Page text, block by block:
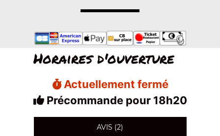
Horaires d'ouverture
Actuellement fermé
Précommande pour 18h20
AVIS (2)